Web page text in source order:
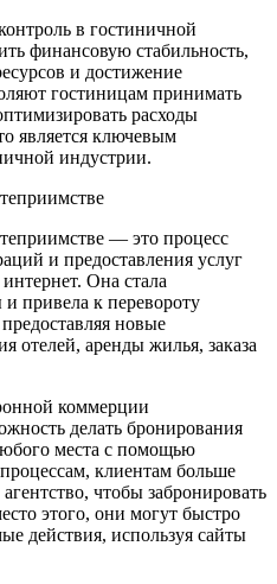
в гостиничной
финансовую стабильность,
и достижение
гостиницам принимать
расходы
является ключевым
индустрии.
— это процесс
и предоставления услуг
Она стала
привела к перевороту
новые
отелей, аренды жилья, заказа
коммерции
делать бронирования
места с помощью
клиентам больше
чтобы забронировать
этого, они могут быстро
действия, используя сайты